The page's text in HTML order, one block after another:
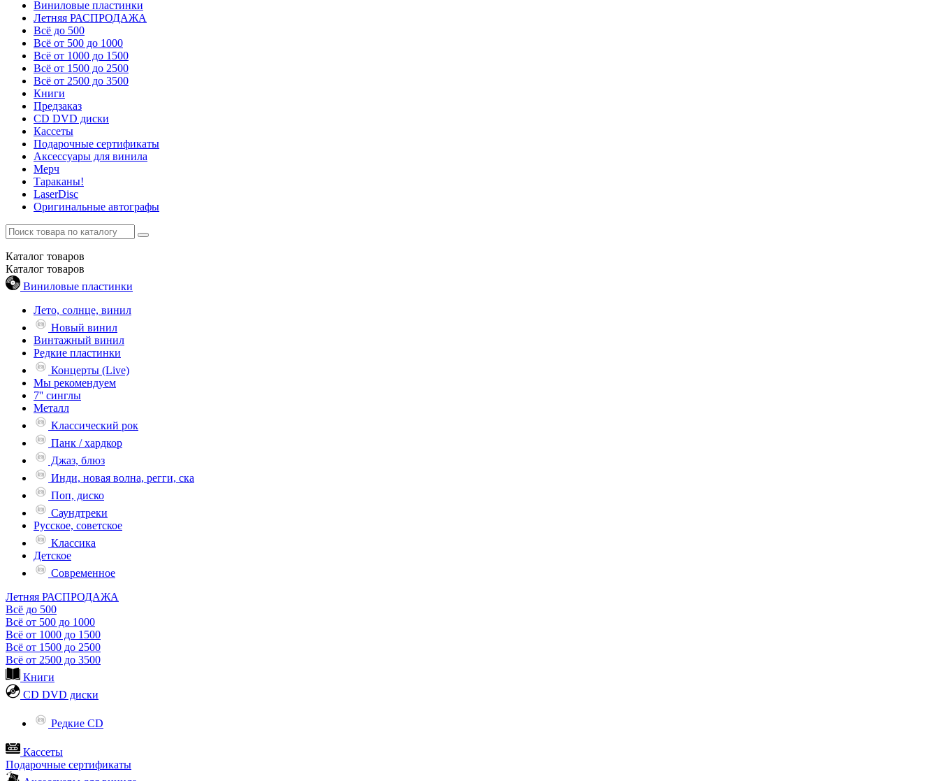
Виниловые пластинки
Летняя РАСПРОДАЖА
Всё до 500
Всё от 500 до 1000
Всё от 1000 до 1500
Всё от 1500 до 2500
Всё от 2500 до 3500
Книги
Предзаказ
CD DVD диски
Кассеты
Подарочные сертификаты
Аксессуары для винила
Мерч
Тараканы!
LaserDisc
Оригинальные автографы
Каталог товаров
Каталог товаров
Виниловые пластинки
Лето, солнце, винил
Новый винил
Винтажный винил
Редкие пластинки
Концерты (Live)
Мы рекомендуем
7'' синглы
Металл
Классический рок
Панк / хардкор
Джаз, блюз
Инди, новая волна, регги, ска
Поп, диско
Саундтреки
Русское, советское
Классика
Детское
Современное
Летняя РАСПРОДАЖА
Всё до 500
Всё от 500 до 1000
Всё от 1000 до 1500
Всё от 1500 до 2500
Всё от 2500 до 3500
Книги
CD DVD диски
Редкие CD
Кассеты
Подарочные сертификаты